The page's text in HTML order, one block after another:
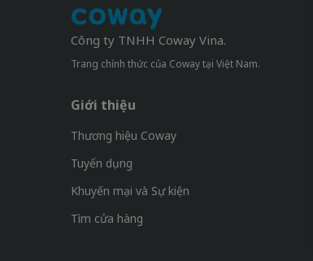
Công ty TNHH Coway Vina.
Trang chính thức của Coway tại Việt Nam.
Giới thiệu
Thương hiệu Coway
Tuyển dụng
Khuyến mại và Sự kiện
Tìm cửa hàng